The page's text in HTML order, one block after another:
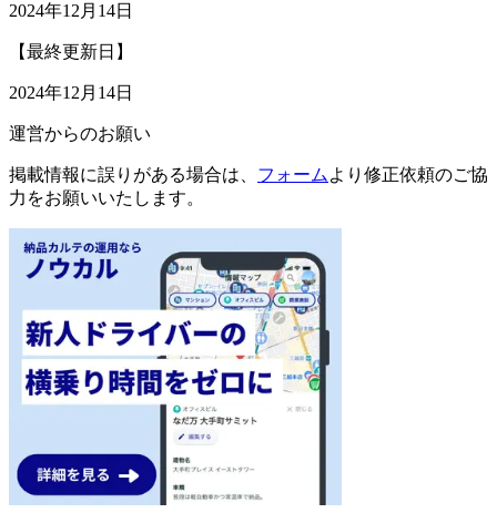
2024年12月14日
【最終更新日】
2024年12月14日
運営からのお願い
掲載情報に誤りがある場合は、 フォーム より修正依頼のご協
力をお願いいたします。